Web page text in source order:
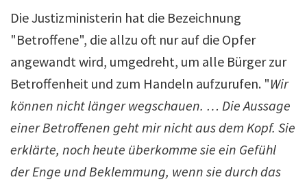
Die Justizministerin hat die Bezeichnung
"Betroffene", die allzu oft nur auf die Opfer
angewandt wird, umgedreht, um alle Bürger zur
Betroffenheit und zum Handeln aufzurufen. "Wir
können nicht länger wegschauen. … Die Aussage
einer Betroffenen geht mir nicht aus dem Kopf. Sie
erklärte, noch heute überkomme sie ein Gefühl
der Enge und Beklemmung, wenn sie durch das